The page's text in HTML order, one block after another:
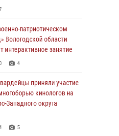
Соколе задержали
нарушителя
Чемпионат Северо-
Росгвардии по самбо и
патриотическом
Вологодской области
интерактивное занятие
4
приняли участие
кинологов на
Западного округа
5